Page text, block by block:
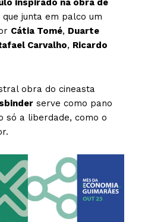
inspirado na obra de
que junta em palco um
Cátia Tomé, Duarte
Carvalho, Ricardo
obra do cineasta
serve como pano
só a liberdade, como o